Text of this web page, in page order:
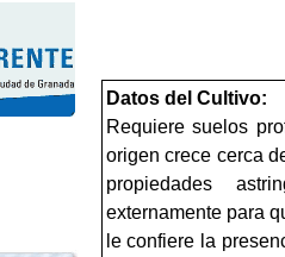
Datos del Cultivo:
Requiere suelos
origen crece cerca
propiedades
externamente para
le confiere la